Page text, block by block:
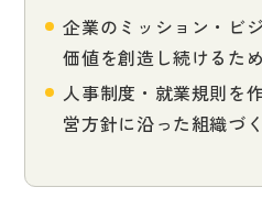
企業のミッション・ビ
価値を創造し続けるた
人事制度・就業規則を
営方針に沿った組織づ